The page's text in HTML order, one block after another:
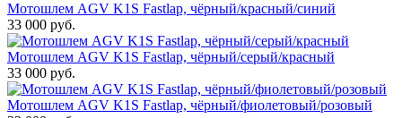
Мотошлем AGV K1S Fastlap, чёрный/красный/синий
33 000 руб.
Мотошлем AGV K1S Fastlap, чёрный/серый/красный
33 000 руб.
Мотошлем AGV K1S Fastlap, чёрный/фиолетовый/розовый